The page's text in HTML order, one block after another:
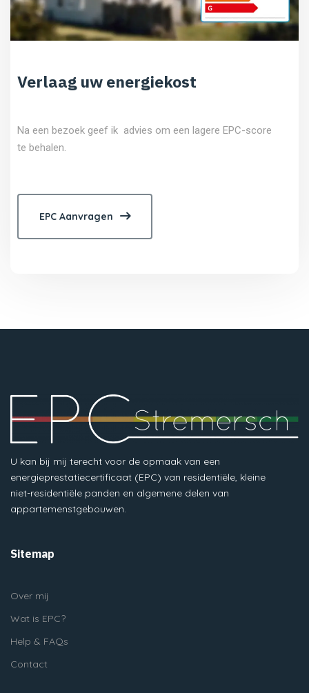
Verlaag uw energiekost
Na een bezoek geef ik advies om een lagere EPC-score
te behalen.
EPC Aanvragen
U kan bij mij terecht voor de opmaak van een
energieprestatiecertificaat (EPC) van residentiële, kleine
niet-residentiële panden en algemene delen van
appartemenstgebouwen.
Sitemap
Over mij
Wat is EPC?
Help & FAQs
Contact